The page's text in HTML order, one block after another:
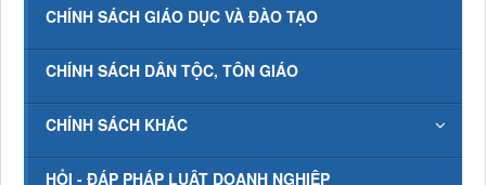
CHÍNH SÁCH GIÁO DỤC VÀ ĐÀO TẠO
CHÍNH SÁCH DÂN TỘC, TÔN GIÁO
CHÍNH SÁCH KHÁC
HỎI - ĐÁP PHÁP LUẬT DOANH NGHIỆP